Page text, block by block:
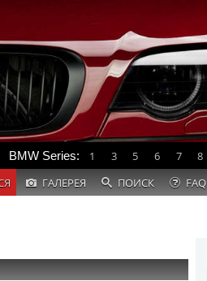
BMW Series: 1 3 5 6 7 8
ГАЛЕРЕЯ ПОИСК FAQ